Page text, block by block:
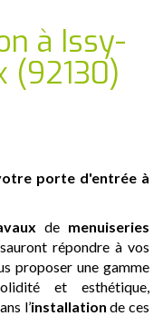
à Issy-
(92130)
porte d'entrée à
de menuiseries
répondre à vos
proposer une gamme
et esthétique,
l’installation de ces